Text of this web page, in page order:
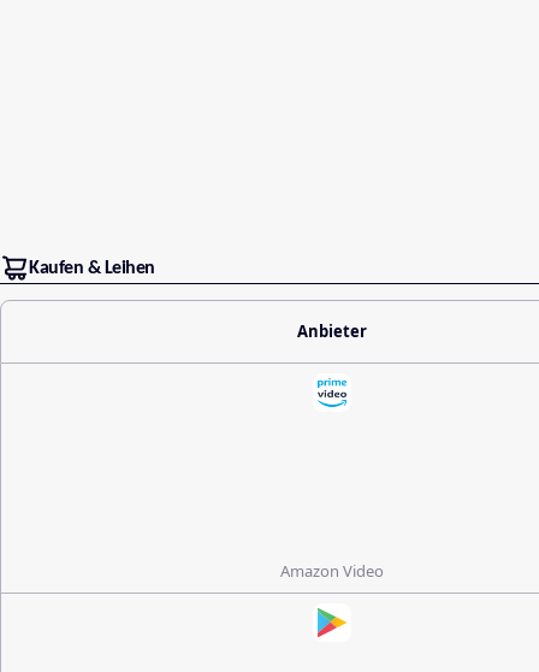
Kaufen & Leihen
Anbieter
Amazon Video